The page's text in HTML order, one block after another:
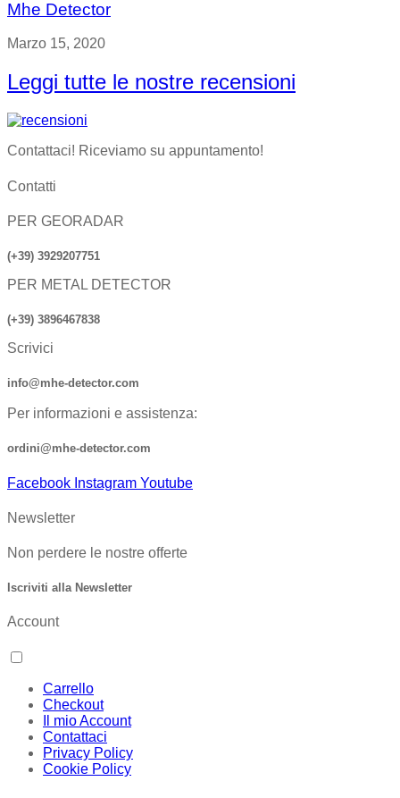
Mhe Detector
Marzo 15, 2020
Leggi tutte le nostre recensioni
Contattaci! Riceviamo su appuntamento!
Contatti
PER GEORADAR
(+39) 3929207751
PER METAL DETECTOR
(+39) 3896467838
Scrivici
info@mhe-detector.com
Per informazioni e assistenza:
ordini@mhe-detector.com
Facebook Instagram Youtube
Newsletter
Non perdere le nostre offerte
Iscriviti alla Newsletter
Account
Carrello
Checkout
Il mio Account
Contattaci
Privacy Policy
Cookie Policy